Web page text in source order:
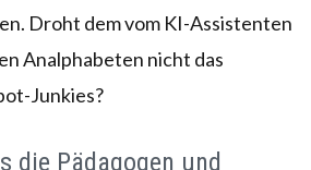
Droht dem vom KI-Assistenten
Analphabeten nicht das
Junkies?
die Pädagogen und